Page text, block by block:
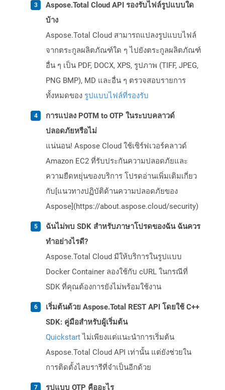
Aspose.Total Cloud API รองรับไฟล์รูปแบบใด
บ้าง
Aspose.Total Cloud สามารถแปลงรูปแบบไฟล์
จากตระกูลผลิตภัณฑ์ใด ๆ ไปยังตระกูลผลิตภัณฑ์
อื่น ๆ เป็น PDF, DOCX, XPS, รูปภาพ (TIFF, JPEG,
PNG BMP), MD และอื่น ๆ ตรวจสอบรายการ
ทั้งหมดของ รูปแบบไฟล์ที่รองรับ
การแปลง POTM to OTP ในระบบคลาวด์
ปลอดภัยหรือไม่
แน่นอน! Aspose Cloud ใช้เซิร์ฟเวอร์คลาวด์
Amazon EC2 ที่รับประกันความปลอดภัยและ
ความยืดหยุ่นของบริการ โปรดอ่านเพิ่มเติมเกี่ยว
กับ[แนวทางปฏิบัติด้านความปลอดภัยของ
Aspose](https://about.aspose.cloud/security)
ฉันไม่พบ SDK สำหรับภาษาโปรดของฉัน ฉันควร
ทำอย่างไรดี?
Aspose.Total Cloud มีให้บริการในรูปแบบ
Docker Container ลองใช้กับ cURL ในกรณีที่
SDK ที่คุณต้องการยังไม่พร้อมใช้งาน
เริ่มต้นด้วย Aspose.Total REST API โดยใช้ C++
SDK: คู่มือสำหรับผู้เริ่มต้น
Quickstartไม่เพียงแต่แนะนำการเริ่มต้น
Aspose.Total Cloud API เท่านั้น แต่ยังช่วยใน
การติดตั้งไลบรารีที่จำเป็นอีกด้วย
รูปแบบ OTP คืออะไร